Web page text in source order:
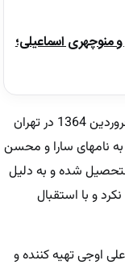
اسماعیلی؛
نرگس‌محمدی بازیگر تئاتر، سینما و تلویزیون 9 فروردین 1364 در تهران
به نامهای سارا و محسن
شده و به دلیل
و با استقبال
و در 32 سالگی با علی اوجی تهیه کننده و